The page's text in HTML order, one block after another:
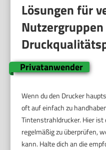
Lösungen für
Privatanwender
Wenn du den Drucker
oft auf einfach zu
Tintenstrahldrucker. Hier
regelmäßig zu überprüfen,
kann. Halte dich an die